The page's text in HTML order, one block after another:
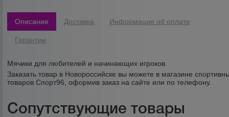
Описание Доставка Информация об оплате
Гарантии
Мячики для любителей и начинающих игроков.
Заказать товар в Новороссийске вы можете в магазине
товаров Спорт96, оформив заказ на сайте или по телефону.
Сопутствующие товары